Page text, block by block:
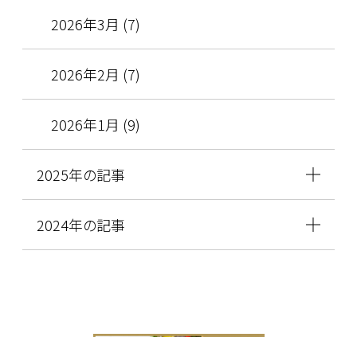
2026年3月 (7)
2026年2月 (7)
2026年1月 (9)
2025年の記事
2024年の記事